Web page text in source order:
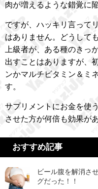
肉が増えるような錯覚に
ですが、ハッキリ言って
はありません。どうして
上級者が、ある種のきっ
出すことはありますが、
ンかマルチビタミン＆ミ
す。
サプリメントにお金を使
させた方が何倍も効果が
おすすめ記事
ビール腹を解消さ
グだった！！